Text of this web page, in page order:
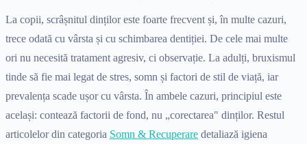
La copii, scrâșnitul dinților este foarte frecvent și, în multe cazuri,
trece odată cu vârsta și cu schimbarea dentiției. De cele mai multe
ori nu necesită tratament agresiv, ci observație. La adulți, bruxismul
tinde să fie mai legat de stres, somn și factori de stil de viață, iar
prevalența scade ușor cu vârsta. În ambele cazuri, principiul este
același: contează factorii de fond, nu „corectarea" dinților. Restul
articolelor din categoria Somn & Recuperare detaliază igiena